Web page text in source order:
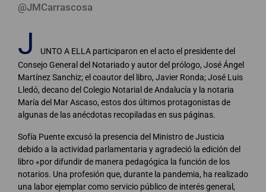
@JMCarrascosa
J
UNTO A ELLA participaron en el acto el presidente del
Consejo General del Notariado y autor del prólogo, José Ángel
Martínez Sanchiz; el coautor del libro, Javier Ronda; José Luis
Lledó, decano del Colegio Notarial de Andalucía y la notaria
María del Mar Ascaso, estos dos últimos protagonistas de
algunas de las anécdotas recopiladas en sus páginas.
Sofía Puente excusó la presencia del Ministro de Justicia
debido a la actividad parlamentaria y agradeció la edición del
libro «por difundir de manera pedagógica la función de los
notarios. Una profesión que, durante la pandemia, ha realizado
una labor ejemplar como servicio público de interés general,